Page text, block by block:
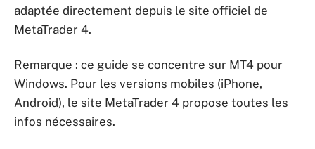
adaptée directement depuis le site officiel de
MetaTrader 4.
Remarque : ce guide se concentre sur MT4 pour
Windows. Pour les versions mobiles (iPhone,
Android), le site MetaTrader 4 propose toutes les
infos nécessaires.